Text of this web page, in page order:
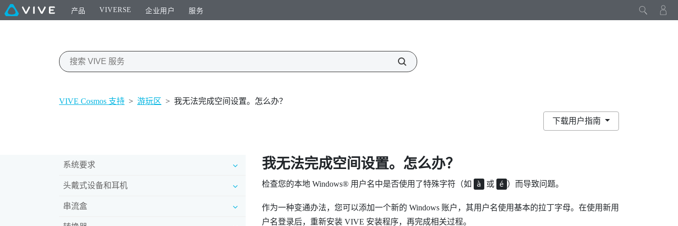
产品 VIVERSE 企业用户 服务
VIVE Cosmos 支持 > 游玩区 > 我无法完成空间设置。怎么办？
下载用户指南
系统要求
头戴式设备和耳机
串流盒
我无法完成空间设置。怎么办？
检查您的本地 Windows®用户名中是否使用了特殊字符（如 à 或 é ）而导致问题。
作为一种变通办法，您可以添加一个新的 Windows账户，其用户名使用基本的拉丁字母。在使用新用
户名登录后，重新安装 VIVE 安装程序，再完成相关过程。